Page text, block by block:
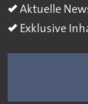
Aktuelle
Exklusive